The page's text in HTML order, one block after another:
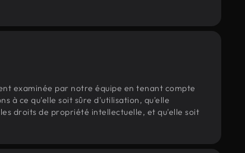
examinée par notre équipe en tenant compte
à ce qu'elle soit sûre d'utilisation, qu'elle
droits de propriété intellectuelle, et qu'elle soit